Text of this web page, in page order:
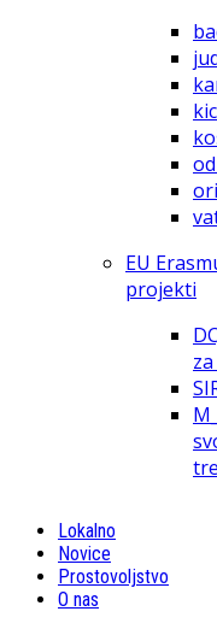
EU
projekti
Lokalno
Novice
Prostovoljstvo
O nas